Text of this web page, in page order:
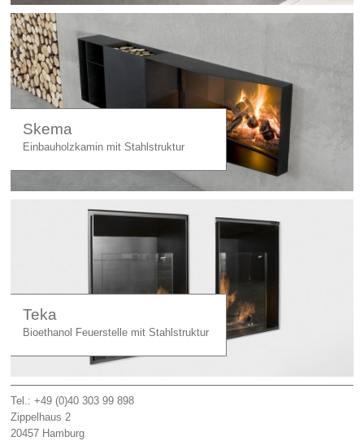
Skema
Einbauholzkamin mit Stahlstruktur
Teka
Bioethanol Feuerstelle mit Stahlstruktur
Tel.: +49 (0)40 303 99 898
Zippelhaus 2
20457 Hamburg